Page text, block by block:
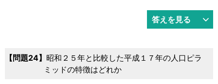
答えを見る
24
昭和２５年と比較した平成１７年の人口ピラ
ミッドの特徴はどれか